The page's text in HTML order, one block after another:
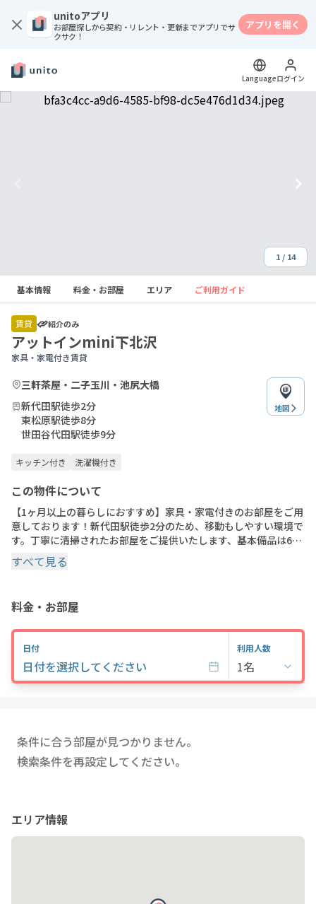
unitoアプリ
お部屋探しから契約・リレント・更新までアプリでサ
クサク！
アプリを開く
Languageログイン
Item
14
1 / 14
基本情報 料金・お部屋 エリア ご利用ガイド
賃貸 紹介のみ
アットインmini下北沢
家具・家電付き賃貸
三軒茶屋・二子玉川・池尻大橋
新代田駅徒歩2分
東松原駅徒歩8分
世田谷代田駅徒歩9分
地図
キッチン付き 洗濯機付き
この物件について
【1ヶ月以上の暮らしにおすすめ】家具・家電付きのお部屋をご用
意しております！新代田駅徒歩2分のため、移動もしやすい環境で
す。丁寧に清掃されたお部屋をご提供いたします、基本備品は60
種類以上・固定Wifi・綺麗で過ごしやすいお部屋でございます。
※間取りや下記の設備・備品の項目が異なる場合がございます。
すべて見る
料金・お部屋
日付
日付を選択してください
利用人数
1名
条件に合う部屋が見つかりません。
検索条件を再設定してください。
エリア情報